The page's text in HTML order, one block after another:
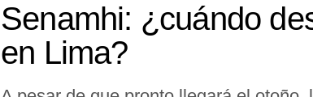
Senamhi: ¿cuándo
en Lima?